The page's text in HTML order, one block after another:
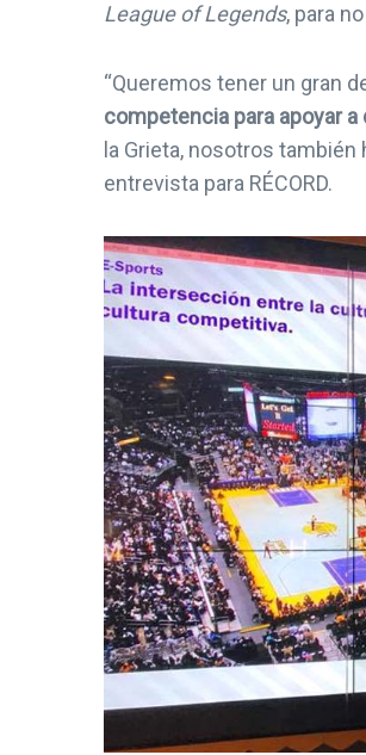
League of Legends, para
“Queremos tener un gran
competencia para apoyar
la Grieta, nosotros
entrevista para RÉCORD.